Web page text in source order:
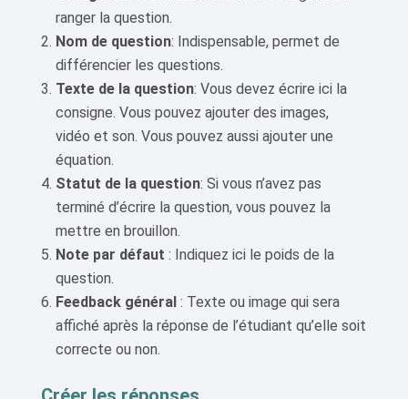
ranger la question.
Nom de question: Indispensable, permet de
différencier les questions.
Texte de la question: Vous devez écrire ici la
consigne. Vous pouvez ajouter des images,
vidéo et son. Vous pouvez aussi ajouter une
équation.
Statut de la question: Si vous n’avez pas
terminé d’écrire la question, vous pouvez la
mettre en brouillon.
Note par défaut : Indiquez ici le poids de la
question.
Feedback général : Texte ou image qui sera
affiché après la réponse de l’étudiant qu’elle soit
correcte ou non.